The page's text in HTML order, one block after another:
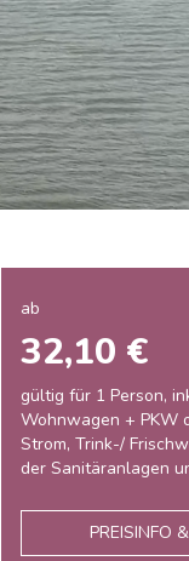
ab
32,10 €
gültig für 1 Person,
Wohnwagen + PKW
Strom, Trink-/
der Sanitäranlagen
PREISINFO